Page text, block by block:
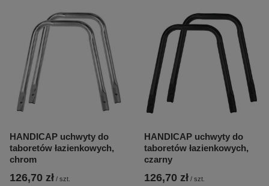
HANDICAP uchwyty do
taboretów łazienkowych,
chrom
126,70 zł / szt.
HANDICAP uchwyty do
taboretów łazienkowych,
czarny
126,70 zł / szt.